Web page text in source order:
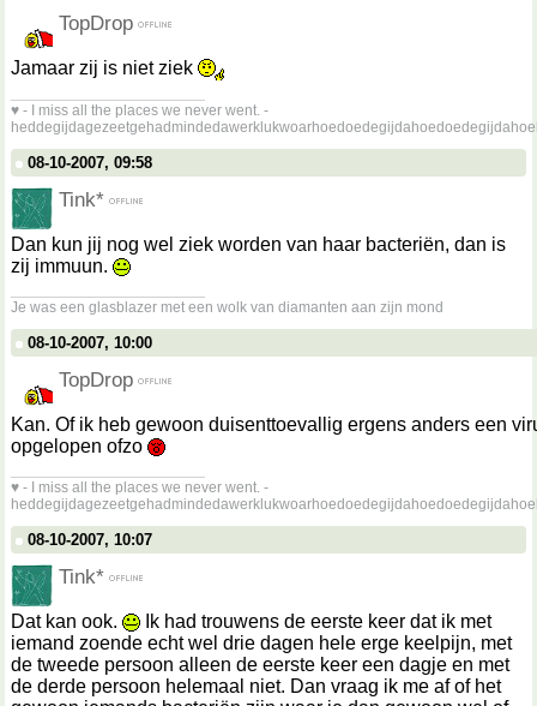
TopDrop
Jamaar zij is niet ziek
♥ - I miss all the places we never went. -
08-10-2007, 09:58
Tink*
Dan kun jij nog wel ziek worden van haar bacteriën, dan is
zij immuun.
Je was een glasblazer met een wolk van diamanten aan zijn mond
08-10-2007, 10:00
TopDrop
Kan. Of ik heb gewoon duisenttoevallig ergens anders een
opgelopen ofzo
♥ - I miss all the places we never went. -
08-10-2007, 10:07
Tink*
Dat kan ook.
Ik had trouwens de eerste keer dat ik met
iemand zoende echt wel drie dagen hele erge keelpijn, met
de tweede persoon alleen de eerste keer een dagje en met
de derde persoon helemaal niet. Dan vraag ik me af of het